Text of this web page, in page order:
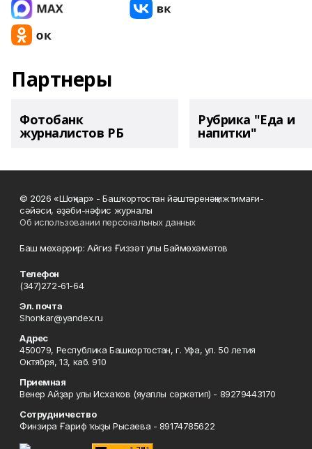
Партнеры
Фотобанк
журналистов РБ
Рубрика "Еда и
напитки"
© 2026 «Шоңҡар» - Башҡортостан йәштәренәң ижтимағи-
сәйәси, әҙәби-нәфис журналы
Об использовании персональных данных
Баш мөхәррир: Айгиз Ғиззәт улы Баймөхәмәтов
Телефон
(347)272-61-64
Эл. почта
Shonkar@yandex.ru
Адрес
450079, Республика Башкортостан, г. Уфа, ул. 50 летия
Октября, 13, каб. 910
Приемная
Венер Айҙар улы Исхаҡов (яуаплы сәркәтип) - 89279443170
Сотрудничество
Финзира Ғариф ҡыҙы Рысаева - 89174785622